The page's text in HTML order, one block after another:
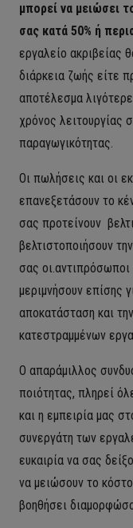
μπορεί να μειώσει
σας κατά 50% ή
εργαλείο ακριβείας
διάρκεια ζωής είτε
αποτέλεσμα
χρόνος λειτουργίας
παραγωγικότητας.
Οι πωλήσεις και οι
επανεξετάσουν το
σας προτείνουν
βελτιστοποιήσουν
σας
μεριμνήσουν επίσης
αποκατάσταση και
κατεστραμμένων
Ο απαράμιλλος
ποιότητας, πληρεί
και η εμπειρία μας
συνεργάτη των
ευκαιρία να σας
να μειώσουν το
βοηθήσει